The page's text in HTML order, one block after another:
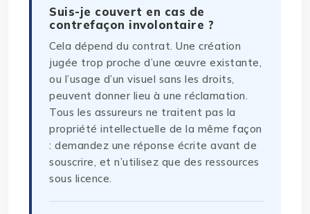
Suis-je couvert en cas de
contrefaçon involontaire ?
Cela dépend du contrat. Une création
jugée trop proche d’une œuvre existante,
ou l’usage d’un visuel sans les droits,
peuvent donner lieu à une réclamation.
Tous les assureurs ne traitent pas la
propriété intellectuelle de la même façon
: demandez une réponse écrite avant de
souscrire, et n’utilisez que des ressources
sous licence.